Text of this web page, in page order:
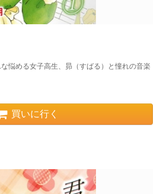
悩める女子高生、昴（すばる）と憧れの音楽
買いに行く